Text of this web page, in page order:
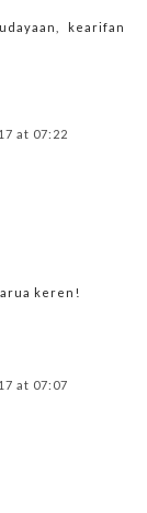
kearifan
at 07:22
keren!
at 07:07